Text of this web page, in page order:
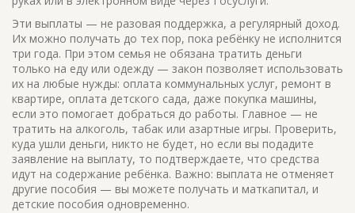
Эти выплаты — не разовая поддержка, а регулярный доход.
Их можно получать до тех пор, пока ребёнку не исполнится
три года. При этом семья не обязана тратить деньги
только на еду или одежду — закон позволяет использовать
их на любые нужды: оплата коммунальных услуг, ремонт в
квартире, оплата детского сада, даже покупка машины,
если это помогает добраться до работы. Главное — не
тратить на алкоголь, табак или азартные игры. Проверить,
куда ушли деньги, никто не будет, но если вы подадите
заявление на выплату, то подтверждаете, что средства
идут на содержание ребёнка. Важно: выплата не отменяет
другие пособия — вы можете получать и маткапитал, и
детские пособия одновременно.